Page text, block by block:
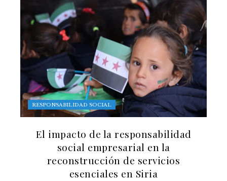
RESPONSABILIDAD SOCIAL
El impacto de la responsabilidad
social empresarial en la
reconstrucción de servicios
esenciales en Siria